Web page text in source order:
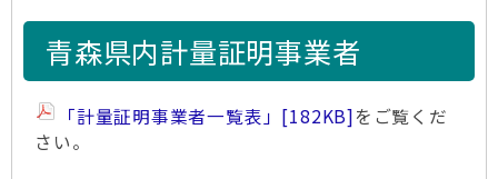
青森県内計量証明事業者
「計量証明事業者一覧表」 [182KB]をご覧くだ
さい。